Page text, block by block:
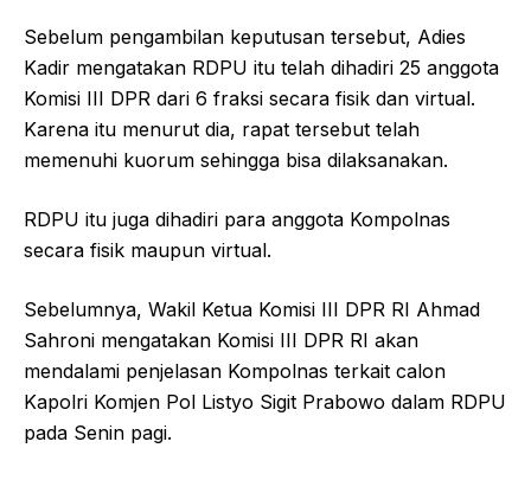
Sebelum pengambilan keputusan tersebut, Adies
Kadir mengatakan RDPU itu telah dihadiri 25 anggota
Komisi III DPR dari 6 fraksi secara fisik dan virtual.
Karena itu menurut dia, rapat tersebut telah
memenuhi kuorum sehingga bisa dilaksanakan.
RDPU itu juga dihadiri para anggota Kompolnas
secara fisik maupun virtual.
Sebelumnya, Wakil Ketua Komisi III DPR RI Ahmad
Sahroni mengatakan Komisi III DPR RI akan
mendalami penjelasan Kompolnas terkait calon
Kapolri Komjen Pol Listyo Sigit Prabowo dalam RDPU
pada Senin pagi.